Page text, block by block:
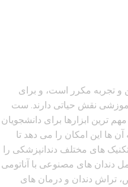
و تجربه مکرر است، و برای
آموزشی نقش حیاتی دارند. ست
ترین ابزارها برای دانشجویان
ها این امکان را می دهد تا
های مختلف دندانپزشکی را
دندان های مصنوعی با آناتومی
تراش دندان و درمان های